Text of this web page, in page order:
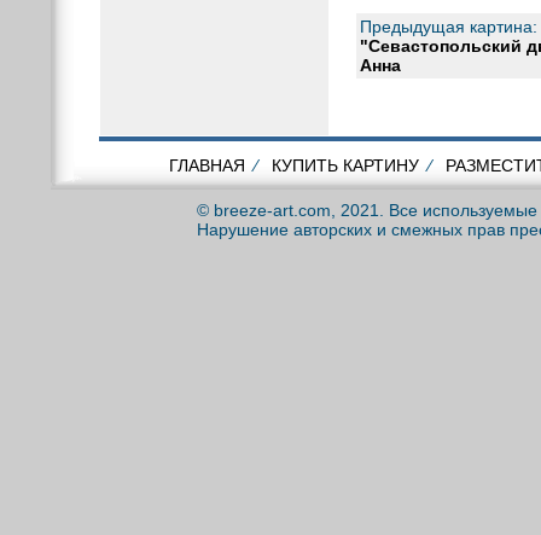
Предыдущая картина:
"Севастопольский
Анна
ГЛАВНАЯ ⁄ КУПИТЬ КАРТИНУ ⁄
© breeze-art.com, 2021. Все
Нарушение авторских и смежных прав